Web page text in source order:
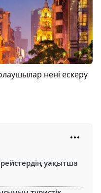
нені ескеру
уақытша